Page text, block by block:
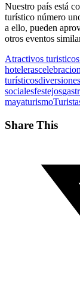
Nuestro país está
turístico número
a ello, pueden
otros eventos
Atractivos
hoteleras
turísticosdiversiones
socialesfestejos
mayaturismo
Share This